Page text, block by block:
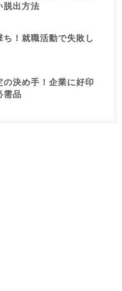
脱出方法
！就職活動で失敗し
の決め手！企業に好印
需品